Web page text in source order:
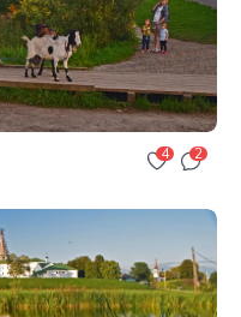
4 2